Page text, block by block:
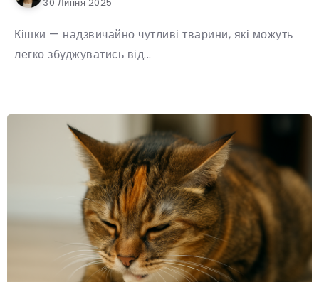
30 Липня 2025
Кішки — надзвичайно чутливі тварини, які можуть
легко збуджуватись від...